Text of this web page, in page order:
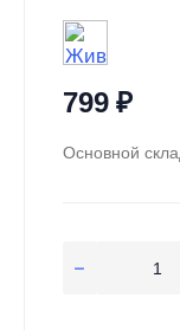
799₽
Основной